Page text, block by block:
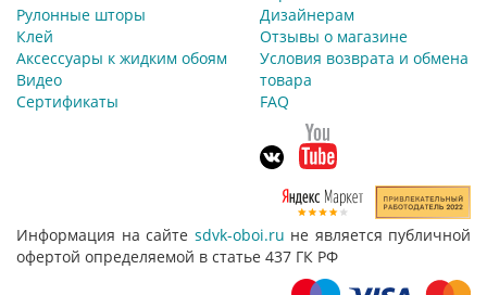
Рулонные шторы
Клей
Аксессуары к жидким обоям
Видео
Сертификаты
Дизайнерам
Отзывы о магазине
Условия возврата и обмена
товара
FAQ
Информация на сайте sdvk-oboi.ru не является публичной
офертой определяемой в статье 437 ГК РФ